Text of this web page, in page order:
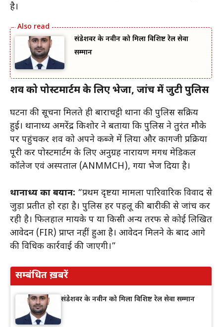
है।
संडेशवर के नवीन को मिला विशिष्ट रेल सेवा
सम्मान
शव को पोस्टमार्टम के लिए भेजा, जांच में जुटी पुलिस
घटना की सूचना मिलते ही बाराचट्टी थाना की पुलिस सक्रिय
हुई। थानाध्यक्ष अमरेंद्र किशोर ने बताया कि पुलिस ने तुरंत मौके
पर पहुंचकर शव को अपने कब्जे में लिया और कागजी प्रक्रिया
पूरी कर पोस्टमार्टम के लिए अनुग्रह नारायण मगध मेडिकल
कॉलेज एवं अस्पताल (ANMMCH), गया भेज दिया है।
थानाध्यक्ष का बयान: “प्रथम दृष्टया मामला पारिवारिक विवाद से
जुड़ा प्रतीत हो रहा है। पुलिस हर पहलू की बारीकी से जांच कर
रही है। फिलहाल मायके पक्ष या किसी अन्य तरफ से कोई लिखित
आवेदन (FIR) प्राप्त नहीं हुआ है। आवेदन मिलने के बाद आगे
की विधिक कार्रवाई की जाएगी।”
सम्बंधित ख़बरें
संडेशवर के नवीन को मिला विशिष्ट रेल सेवा सम्मान